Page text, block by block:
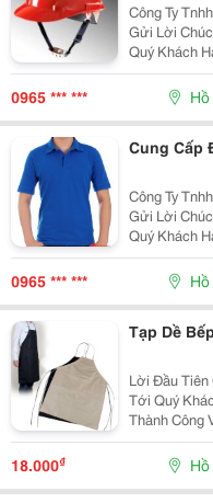
Công Ty
Gửi Lời
Quý Khách
Và Cung
Quần Áo:
0965 *** ***
Cung Cấp
Công Ty
Gửi Lời
Quý Khách
Và Cung
Quần Áo:
0965 *** ***
Tạp Dề
Lời Đầu Tiên
Tới Quý
Thành Công
Nhiệm
Muốn
18.000₫